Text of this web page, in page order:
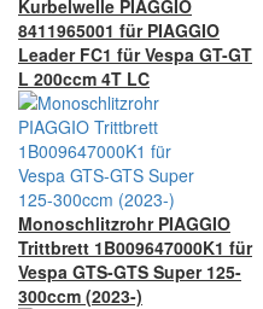
Kurbelwelle PIAGGIO
8411965001 für PIAGGIO
Leader FC1 für Vespa GT-GT
L 200ccm 4T LC
Monoschlitzrohr PIAGGIO
Trittbrett 1B009647000K1 für
Vespa GTS-GTS Super 125-
300ccm (2023-)